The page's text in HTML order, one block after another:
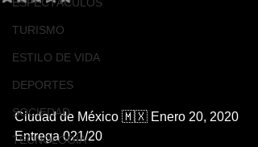
TURISMO
ESTILO DE VIDA
DEPORTES
SOCIEDAD
TECNOLOGÍA
Ciudad de México 🇲🇽 Enero 20, 2020
Entrega 021/20